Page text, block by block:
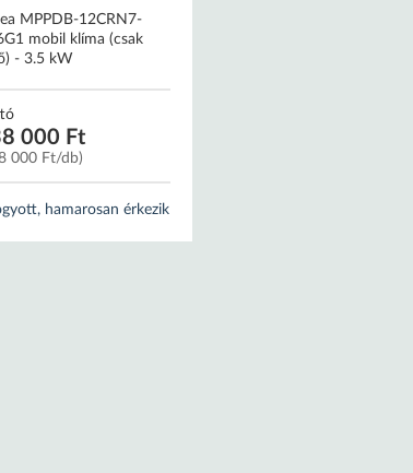
MPPDB-12CRN7-
mobil klíma (csak
- 3.5 kW
000 Ft
000 Ft/db)
hamarosan érkezik